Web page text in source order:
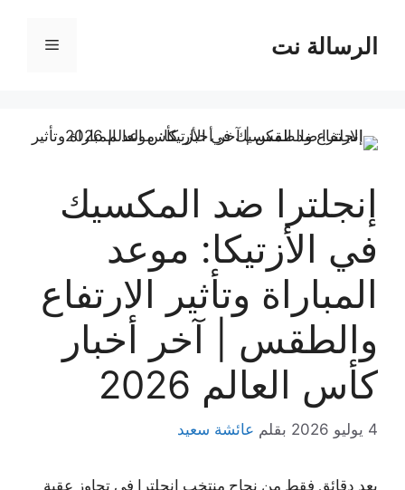
المحتوىالرسالة نت القائمة
إنجلترا ضد المكسيك
في الأزتيكا: موعد
المباراة وتأثير الارتفاع
والطقس | آخر أخبار
كأس العالم 2026
4 يوليو 2026 بقلم عائشة سعيد
بعد دقائق فقط من نجاح منتخب إنجلترا في تجاوز عقبة